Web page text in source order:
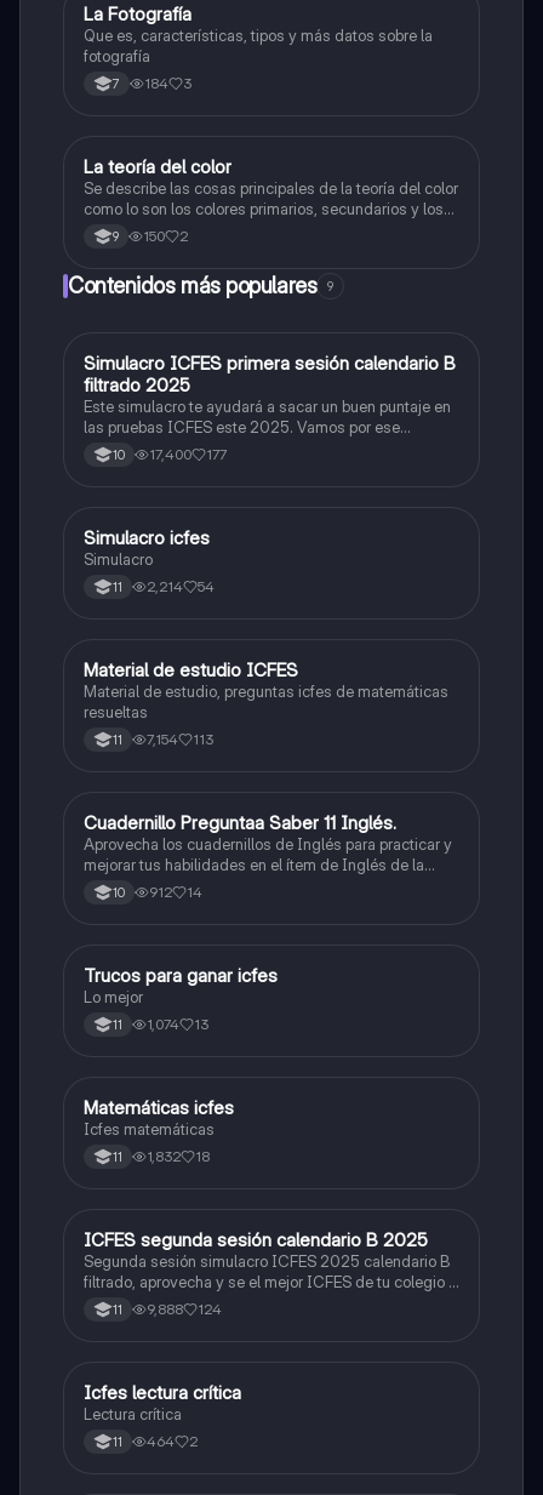
Artes
La Fotografía
Que es, características, tipos y más datos sobre la
fotografía
7 184 3
Artes
La teoría del color
Se describe las cosas principales de la teoría del color
como lo son los colores primarios, secundarios y los
colores cálidos y fríos es un resumen y sus ejemplos
9 150 2
Contenidos más populares 9
ICFES: Matemáticas
Simulacro ICFES primera sesión calendario B
filtrado 2025
Este simulacro te ayudará a sacar un buen puntaje en
las pruebas ICFES este 2025. Vamos por ese
500/500. Y poder ser admitido en la universidad que
quieras, estudiar la carrera que quieres y no la que te
10 17,400 177
ICFES: Lectura Crítica
Simulacro icfes
Simulacro
11 2,214 54
ICFES: Matemáticas
Material de estudio ICFES
Material de estudio, preguntas icfes de matemáticas
resueltas
11 7,154 113
ICFES: Inglés
Cuadernillo Preguntaa Saber 11 Inglés.
Aprovecha los cuadernillos de Inglés para practicar y
mejorar tus habilidades en el ítem de Inglés de la
Prueba Saber 11. 🫡
10 912 14
Química
Trucos para ganar icfes
Lo mejor
11 1,074 13
ICFES: Matemáticas
Matemáticas icfes
Icfes matemáticas
11 1,832 18
ICFES: Lectura Crítica
ICFES segunda sesión calendario B 2025
Segunda sesión simulacro ICFES 2025 calendario B
filtrado, aprovecha y se el mejor ICFES de tu colegio y
poder ingresar a universidad, y estudiar aquella
carrera con la que tanto sueñas.
11 9,888 124
Lengua Castellana
Icfes lectura crítica
Lectura crítica
11 464 2